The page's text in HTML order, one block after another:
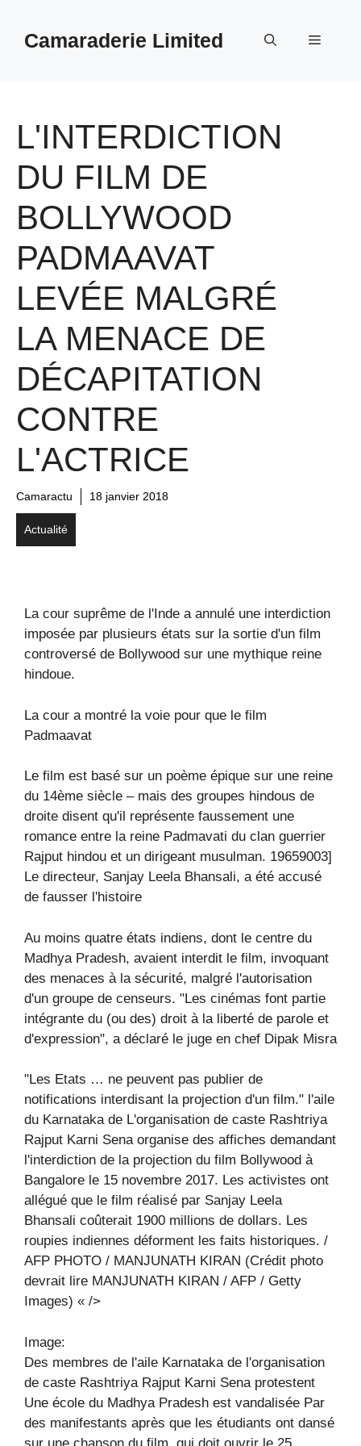
contenuCamaraderie Limited Menu
L'INTERDICTION
DU FILM DE
BOLLYWOOD
PADMAAVAT
LEVÉE MALGRÉ
LA MENACE DE
DÉCAPITATION
CONTRE
L'ACTRICE
Camaractu 18 janvier 2018
Actualité
La cour suprême de l'Inde a annulé une interdiction
imposée par plusieurs états sur la sortie d'un film
controversé de Bollywood sur une mythique reine
hindoue.
La cour a montré la voie pour que le film
Padmaavat
Le film est basé sur un poème épique sur une reine
du 14ème siècle – mais des groupes hindous de
droite disent qu'il représente faussement une
romance entre la reine Padmavati du clan guerrier
Rajput hindou et un dirigeant musulman. 19659003]
Le directeur, Sanjay Leela Bhansali, a été accusé
de fausser l'histoire
Au moins quatre états indiens, dont le centre du
Madhya Pradesh, avaient interdit le film, invoquant
des menaces à la sécurité, malgré l'autorisation
d'un groupe de censeurs. "Les cinémas font partie
intégrante du (ou des) droit à la liberté de parole et
d'expression", a déclaré le juge en chef Dipak Misra
"Les Etats … ne peuvent pas publier de
notifications interdisant la projection d'un film." l'aile
du Karnataka de L'organisation de caste Rashtriya
Rajput Karni Sena organise des affiches demandant
l'interdiction de la projection du film Bollywood à
Bangalore le 15 novembre 2017. Les activistes ont
allégué que le film réalisé par Sanjay Leela
Bhansali coûterait 1900 millions de dollars. Les
roupies indiennes déforment les faits historiques. /
AFP PHOTO / MANJUNATH KIRAN (Crédit photo
devrait lire MANJUNATH KIRAN / AFP / Getty
Images) « />
Image:
Des membres de l'aile Karnataka de l'organisation
de caste Rashtriya Rajput Karni Sena protestent
Une école du Madhya Pradesh est vandalisée Par
des manifestants après que les étudiants ont dansé
sur une chanson du film, qui doit ouvrir le 25